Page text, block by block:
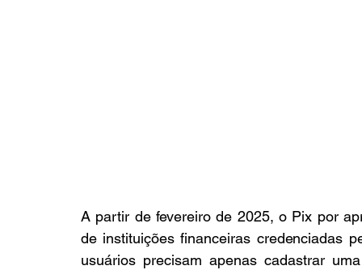
A partir de fevereiro de 2025, o Pix por
de instituições financeiras credenciadas
usuários precisam apenas cadastrar